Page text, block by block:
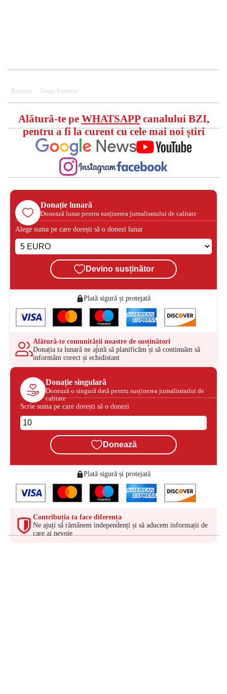
Batrana Targu Frumos
Alătură-te pe WHATSAPPcanalului BZI,
pentru a fi la curent cu cele mai noi știri
Donație lunară
Donează lunar pentru susținerea jurnalismului de calitate
Alege suma pe care dorești să o donezi lunar
Devino susținător
Plată sigură și protejată
Alătură-te comunității noastre de susținători
Donația ta lunară ne ajută să planificăm și să continuăm să
informăm corect și echidistant
Donație singulară
Donează o singură dată pentru susținerea jurnalismului de
calitate
Scrie suma pe care dorești să o donezi
Donează
Plată sigură și protejată
Contribuția ta face diferența
Ne ajuți să rămânem independenți și să aducem informații de
care ai nevoie